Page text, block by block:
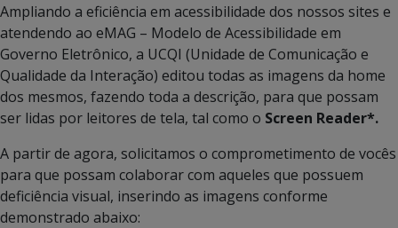
Ampliando a eficiência em acessibilidade dos nossos sites e
atendendo ao eMAG – Modelo de Acessibilidade em
Governo Eletrônico, a UCQI (Unidade de Comunicação e
Qualidade da Interação) editou todas as imagens da home
dos mesmos, fazendo toda a descrição, para que possam
ser lidas por leitores de tela, tal como o Screen Reader*.
A partir de agora, solicitamos o comprometimento de vocês
para que possam colaborar com aqueles que possuem
deficiência visual, inserindo as imagens conforme
demonstrado abaixo: